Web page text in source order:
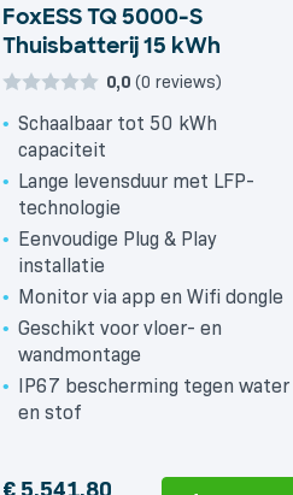
FoxESS TQ 5000-S
Thuisbatterij 15 kWh
0,0 (0 reviews)
Schaalbaar tot 50 kWh
capaciteit
Lange levensduur met LFP-
technologie
Eenvoudige Plug & Play
installatie
Monitor via app en Wifi dongle
Geschikt voor vloer- en
wandmontage
IP67 bescherming tegen water
en stof